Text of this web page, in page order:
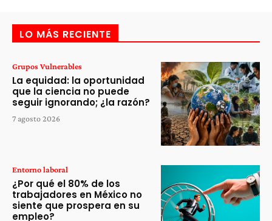
LO MÁS RECIENTE
Grupos Vulnerables
La equidad: la oportunidad
que la ciencia no puede
seguir ignorando; ¿la razón?
7 agosto 2026
Entorno laboral
¿Por qué el 80% de los
trabajadores en México no
siente que prospera en su
empleo?